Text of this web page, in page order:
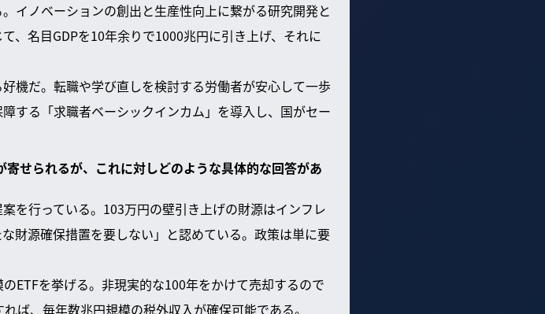
イノベーションの創出と生産性向上に繋がる研究開発と
、名目GDPを10年余りで1000兆円に引き上げ、それに
機だ。転職や学び直しを検討する労働者が安心して一歩
する「求職者ベーシックインカム」を導入し、国がセー
せられるが、これに対しどのような具体的な回答があ
を行っている。103万円の壁引き上げの財源はインフレ
財源確保措置を要しない」と認めている。政策は単に要
ETFを挙げる。非現実的な100年をかけて売却するので
ば、毎年数兆円規模の税外収入が確保可能である。